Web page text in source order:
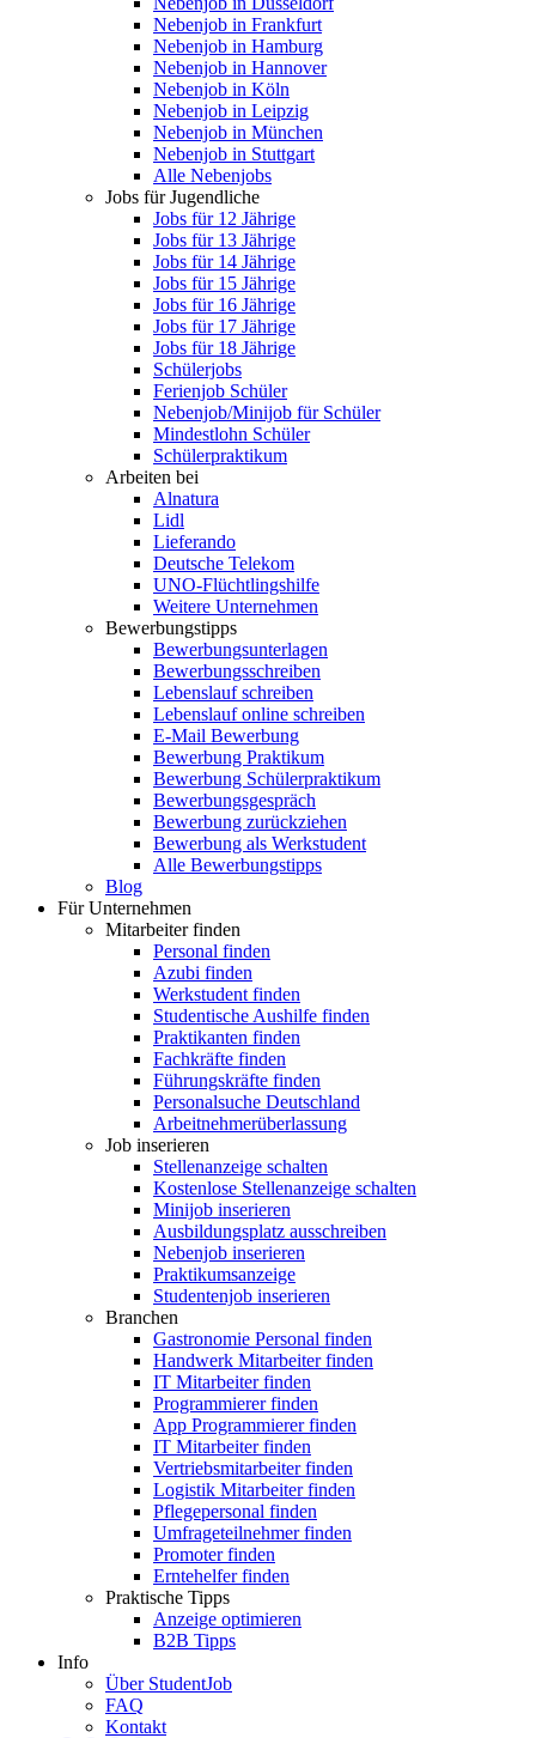
Nebenjob in Frankfurt
Nebenjob in Hamburg
Nebenjob in Hannover
Nebenjob in Köln
Nebenjob in Leipzig
Nebenjob in München
Nebenjob in Stuttgart
Alle Nebenjobs
Jobs für Jugendliche
Jobs für 12 Jährige
Jobs für 13 Jährige
Jobs für 14 Jährige
Jobs für 15 Jährige
Jobs für 16 Jährige
Jobs für 17 Jährige
Jobs für 18 Jährige
Schülerjobs
Ferienjob Schüler
Nebenjob/Minijob für Schüler
Mindestlohn Schüler
Schülerpraktikum
Arbeiten bei
Alnatura
Lidl
Lieferando
Deutsche Telekom
UNO-Flüchtlingshilfe
Weitere Unternehmen
Bewerbungstipps
Bewerbungsunterlagen
Bewerbungsschreiben
Lebenslauf schreiben
Lebenslauf online schreiben
E-Mail Bewerbung
Bewerbung Praktikum
Bewerbung Schülerpraktikum
Bewerbungsgespräch
Bewerbung zurückziehen
Bewerbung als Werkstudent
Alle Bewerbungstipps
Blog
Für Unternehmen
Mitarbeiter finden
Personal finden
Azubi finden
Werkstudent finden
Studentische Aushilfe finden
Praktikanten finden
Fachkräfte finden
Führungskräfte finden
Personalsuche Deutschland
Arbeitnehmerüberlassung
Job inserieren
Stellenanzeige schalten
Kostenlose Stellenanzeige schalten
Minijob inserieren
Ausbildungsplatz ausschreiben
Nebenjob inserieren
Praktikumsanzeige
Studentenjob inserieren
Branchen
Gastronomie Personal finden
Handwerk Mitarbeiter finden
IT Mitarbeiter finden
Programmierer finden
App Programmierer finden
IT Mitarbeiter finden
Vertriebsmitarbeiter finden
Logistik Mitarbeiter finden
Pflegepersonal finden
Umfrageteilnehmer finden
Promoter finden
Erntehelfer finden
Praktische Tipps
Anzeige optimieren
B2B Tipps
Info
Über StudentJob
FAQ
Kontakt